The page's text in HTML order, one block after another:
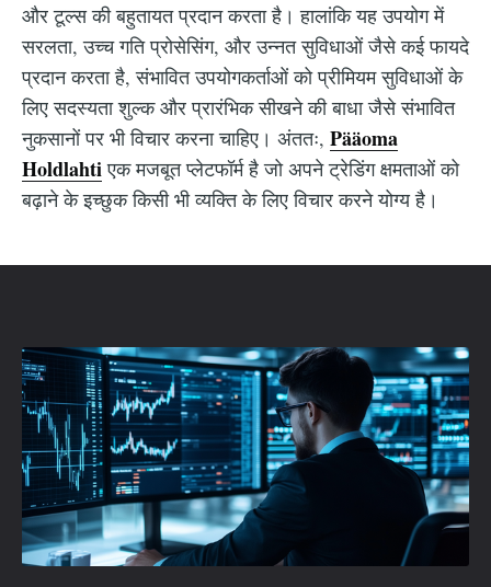
और टूल्स की बहुतायत प्रदान करता है। हालांकि यह उपयोग में
सरलता, उच्च गति प्रोसेसिंग, और उन्नत सुविधाओं जैसे कई फायदे
प्रदान करता है, संभावित उपयोगकर्ताओं को प्रीमियम सुविधाओं के
लिए सदस्यता शुल्क और प्रारंभिक सीखने की बाधा जैसे संभावित
नुकसानों पर भी विचार करना चाहिए। अंततः, Pääoma
Holdlahtiएक मजबूत प्लेटफॉर्म है जो अपने ट्रेडिंग क्षमताओं को
बढ़ाने के इच्छुक किसी भी व्यक्ति के लिए विचार करने योग्य है।